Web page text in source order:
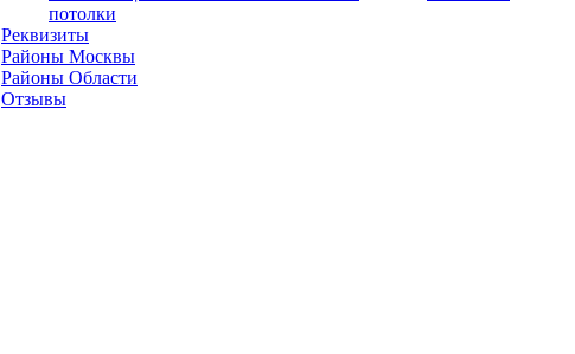
потолки
Реквизиты
Районы Москвы
Районы Области
Отзывы